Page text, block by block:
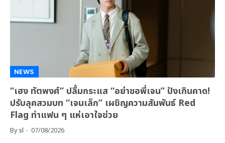
NEWS
“เฮง ทัตพงศ์” ปลื้มกระแส “อย่าขอพี่เจน” ปังเกินคาด!
ปรับลุคสวมบท “เจนเล็ก” เผชิญความสัมพันธ์ Red
Flag ทำแฟน ๆ แห่เอาใจช่วย
Bysl 07/08/2026